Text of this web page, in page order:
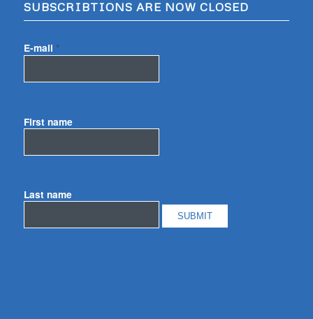
SUBSCRIBTIONS ARE NOW CLOSED
E-mail *
First name
Last name